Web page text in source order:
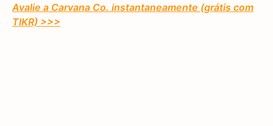
Avalie a Carvana Co. instantaneamente (grátis com
TIKR) >>>